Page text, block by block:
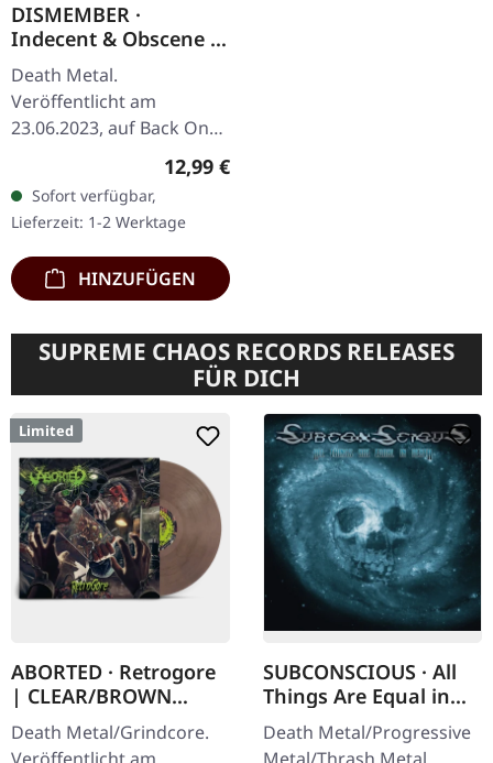
DISMEMBER ·
Indecent & Obscene |
BLACK TAPE
Death Metal.
Veröffentlicht am
23.06.2023, auf Back On
Black. Schwarze Musik-
schwedischen Death
Metal-Legenden
Dismember…
Regulärer Preis:
12,99 €
Sofort verfügbar,
Lieferzeit: 1-2 Werktage
HINZUFÜGEN
SUPREME CHAOS RECORDS RELEASES
FÜR DICH
Limited
ABORTED · Retrogore
| CLEAR/BROWN
MARBLED LP
Death Metal/Grindcore.
SUBCONSCIOUS · All
Things Are Equal in
Death | CD
Death Metal/Progressive